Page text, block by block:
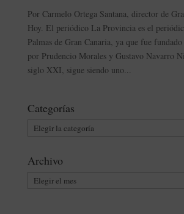
Por Carmelo Ortega Santana, director de
Hoy. El periódico La Provincia es el
Palmas de Gran Canaria, ya que fue
por Prudencio Morales y Gustavo Navarro
siglo XXI, sigue siendo uno...
Categorías
Categorías
Archivo
Archivo